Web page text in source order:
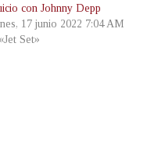
con Johnny Depp
17 junio 2022 7:04 AM
Set»